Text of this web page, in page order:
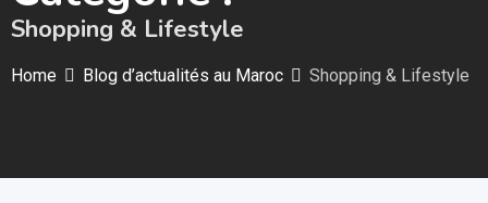
Shopping & Lifestyle
Home Blog d’actualités au Maroc Shopping & Lifestyle